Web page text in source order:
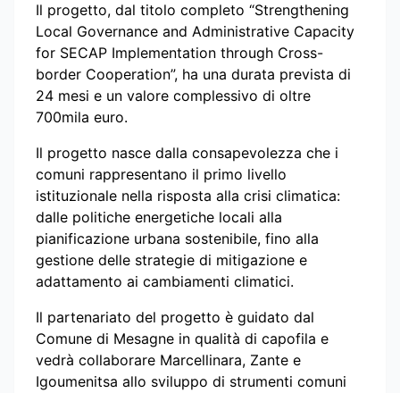
Il progetto, dal titolo completo “Strengthening
Local Governance and Administrative Capacity
for SECAP Implementation through Cross-
border Cooperation”, ha una durata prevista di
24 mesi e un valore complessivo di oltre
700mila euro.
Il progetto nasce dalla consapevolezza che i
comuni rappresentano il primo livello
istituzionale nella risposta alla crisi climatica:
dalle politiche energetiche locali alla
pianificazione urbana sostenibile, fino alla
gestione delle strategie di mitigazione e
adattamento ai cambiamenti climatici.
Il partenariato del progetto è guidato dal
Comune di Mesagne in qualità di capofila e
vedrà collaborare Marcellinara, Zante e
Igoumenitsa allo sviluppo di strumenti comuni